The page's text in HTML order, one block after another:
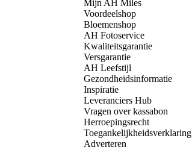
Mijn AH Miles
Voordeelshop
Bloemenshop
AH Fotoservice
Kwaliteitsgarantie
Versgarantie
AH Leefstijl
Gezondheidsinformatie
Inspiratie
Leveranciers Hub
Vragen over kassabon
Herroepingsrecht
Toegankelijkheidsverklaring
Adverteren